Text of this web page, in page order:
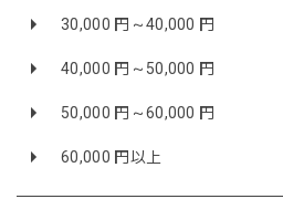
30,000 円～40,000 円
40,000 円～50,000 円
50,000 円～60,000 円
60,000 円以上